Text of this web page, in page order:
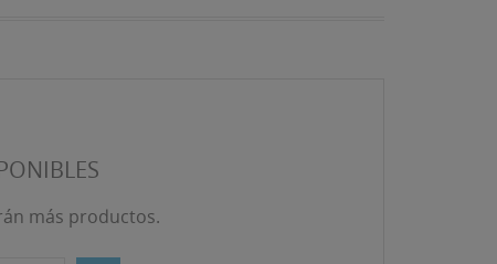
más productos.